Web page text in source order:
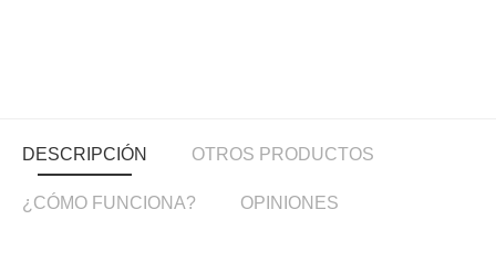
DESCRIPCIÓN OTROS PRODUCTOS
¿CÓMO FUNCIONA? OPINIONES